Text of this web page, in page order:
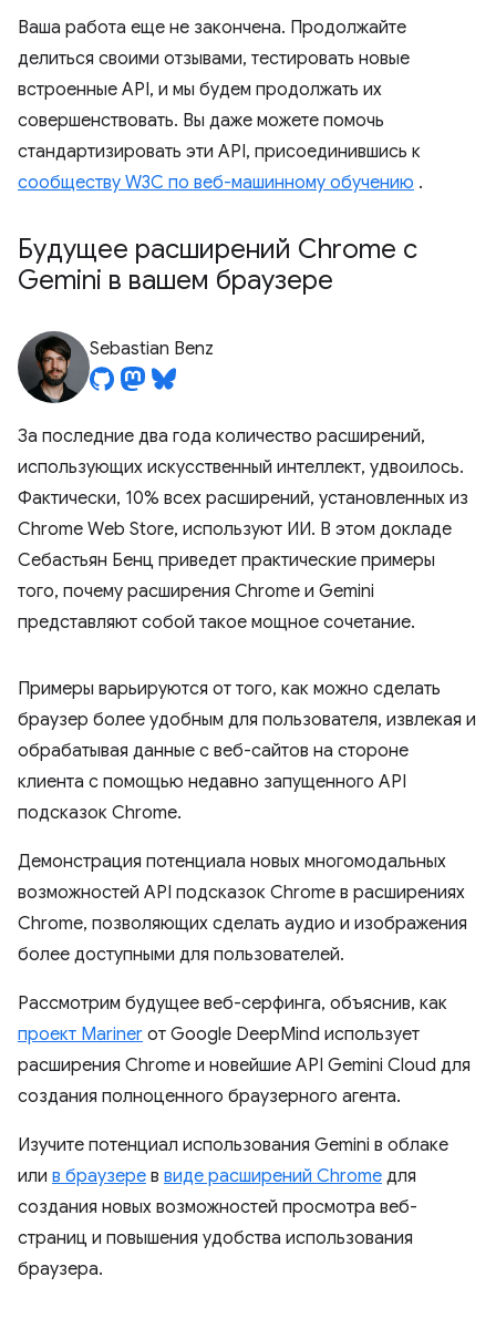
Ваша работа еще не закончена. Продолжайте
делиться своими отзывами, тестировать новые
встроенные API, и мы будем продолжать их
совершенствовать. Вы даже можете помочь
стандартизировать эти API, присоединившись к
сообществу W3C по веб-машинному обучению .
Будущее расширений Chrome с
Gemini в вашем браузере
Sebastian Benz
За последние два года количество расширений,
использующих искусственный интеллект, удвоилось.
Фактически, 10% всех расширений, установленных из
Chrome Web Store, используют ИИ. В этом докладе
Себастьян Бенц приведет практические примеры
того, почему расширения Chrome и Gemini
представляют собой такое мощное сочетание.
Примеры варьируются от того, как можно сделать
браузер более удобным для пользователя, извлекая и
обрабатывая данные с веб-сайтов на стороне
клиента с помощью недавно запущенного API
подсказок Chrome.
Демонстрация потенциала новых многомодальных
возможностей API подсказок Chrome в расширениях
Chrome, позволяющих сделать аудио и изображения
более доступными для пользователей.
Рассмотрим будущее веб-серфинга, объяснив, как
проект Mariner от Google DeepMind использует
расширения Chrome и новейшие API Gemini Cloud для
создания полноценного браузерного агента.
Изучите потенциал использования Gemini в облаке
или в браузере в виде расширений Chrome для
создания новых возможностей просмотра веб-
страниц и повышения удобства использования
браузера.